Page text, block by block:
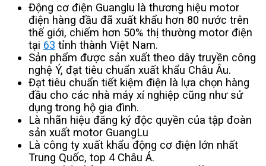
Động cơ điện Guanglu là thương hiệu motor
điện hàng đầu đã xuất khẩu hơn 80 nước trên
thế giới, chiếm hơn 50% thị thường motor điện
tại 63 tỉnh thành Việt Nam.
Sản phẩm được sản xuất theo dây truyền công
nghệ Ý, đạt tiêu chuẩn xuất khẩu Châu Âu.
Đạt tiêu chuẩn tiết kiệm điện là lựa chọn hàng
đầu cho các nhà máy xí nghiệp cũng như sử
dụng trong hộ gia đình.
Là nhãn hiệu đăng ký độc quyền của tập đoàn
sản xuất motor GuangLu
Là công ty xuất khẩu động cơ điện lớn nhất
Trung Quốc, top 4 Châu Á.